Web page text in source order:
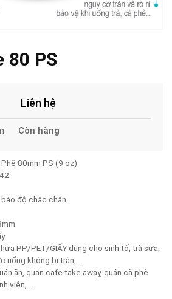
80 PS
Liên hệ
Còn hàng
Phê 80mm PS (9 oz)
độ chắc chắn
PP/PET/GIẤY dùng cho sinh tố, trà sữa,
uống không bị tràn,…
ăn, quán cafe take away, quán cà phê
viện,…